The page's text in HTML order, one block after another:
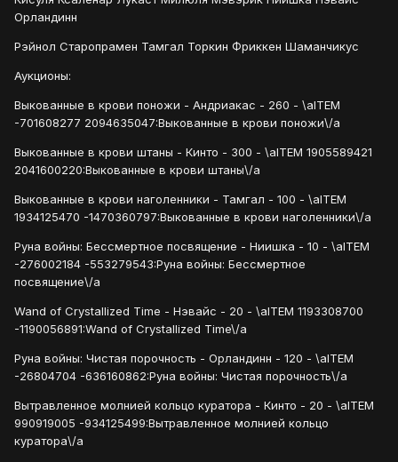
Орландинн
Рэйнол Старопрамен Тамгал Торкин Фриккен Шаманчикус
Аукционы:
Выкованные в крови поножи - Андриакас - 260 - \aITEM
-701608277 2094635047:Выкованные в крови поножи\/a
Выкованные в крови штаны - Кинто - 300 - \aITEM 1905589421
2041600220:Выкованные в крови штаны\/a
Выкованные в крови наголенники - Тамгал - 100 - \aITEM
1934125470 -1470360797:Выкованные в крови наголенники\/a
Руна войны: Бессмертное посвящение - Ниишка - 10 - \aITEM
-276002184 -553279543:Руна войны: Бессмертное
посвящение\/a
Wand of Crystallized Time - Нэвайс - 20 - \aITEM 1193308700
-1190056891:Wand of Crystallized Time\/a
Руна войны: Чистая порочность - Орландинн - 120 - \aITEM
-26804704 -636160862:Руна войны: Чистая порочность\/a
Вытравленное молнией кольцо куратора - Кинто - 20 - \aITEM
990919005 -934125499:Вытравленное молнией кольцо
куратора\/a